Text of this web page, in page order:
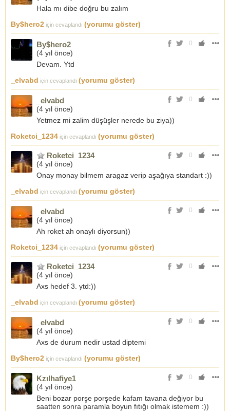
Hala mı dibe doğru bu zalım
By$hero2 için cevaplandı (yorumu göster)
0
By$hero2
(4 yıl önce)
Devam. Ytd
_elvabd için cevaplandı (yorumu göster)
0
_elvabd
(4 yıl önce)
Yetmez mi zalim düşüşler nerede bu ziya))
Roketci_1234 için cevaplandı (yorumu göster)
0
Roketci_1234
(4 yıl önce)
Onay monay bilmem aragaz verip aşağıya standart :))
_elvabd için cevaplandı (yorumu göster)
0
_elvabd
(4 yıl önce)
Ah roket ah onaylı diyorsun))
Roketci_1234 için cevaplandı (yorumu göster)
0
Roketci_1234
(4 yıl önce)
Axs hedef 3. ytd:))
_elvabd için cevaplandı (yorumu göster)
0
_elvabd
(4 yıl önce)
Axs de durum nedir ustad diptemi
By$hero2 için cevaplandı (yorumu göster)
0
Kzılhafiye1
(4 yıl önce)
Beni bozar porşe porşede kafam tavana değiyor bu
saatten sonra paramla boyun fıtığı olmak istemem :))